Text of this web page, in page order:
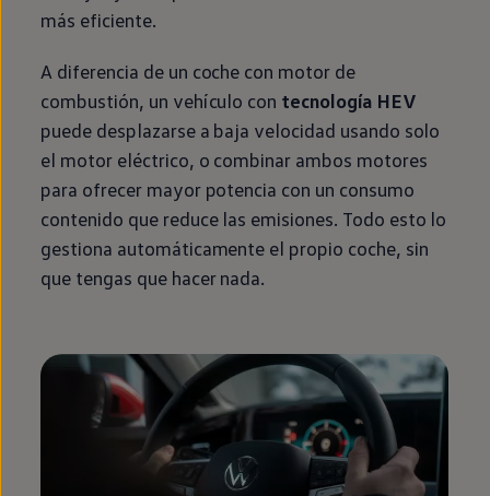
más eficiente.
A diferencia de un coche con motor de
combustión, un vehículo con tecnología HEV
puede desplazarse a baja velocidad usando solo
el motor eléctrico, o combinar ambos motores
para ofrecer mayor potencia con un consumo
contenido que reduce las emisiones. Todo esto lo
gestiona automáticamente el propio coche, sin
que tengas que hacer nada.